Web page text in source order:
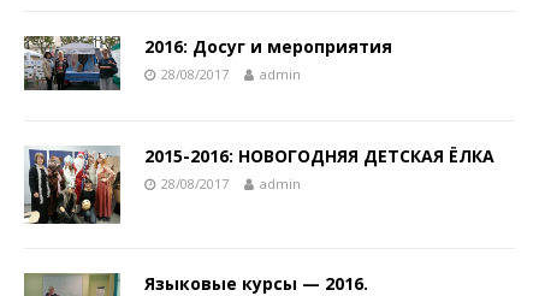
2016: Досуг и мероприятия
28/08/2017 admin
2015-2016: НОВОГОДНЯЯ ДЕТСКАЯ ЁЛКА
28/08/2017 admin
Языковые курсы — 2016.